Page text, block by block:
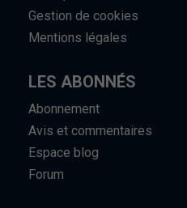
Gestion de cookies
Mentions légales
LES ABONNÉS
Abonnement
Avis et commentaires
Espace blog
Forum